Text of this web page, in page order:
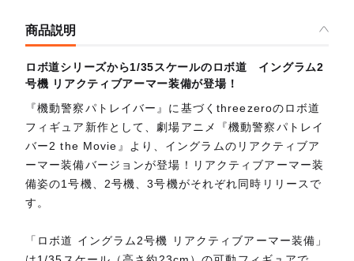
商品説明
ロボ道シリーズから1/35スケールのロボ道 イングラム2
号機 リアクティブアーマー装備が登場！
『機動警察パトレイバー』に基づくthreezeroのロボ道
フィギュア新作として、劇場アニメ『機動警察パトレイ
バー2 the Movie』より、イングラムのリアクティブア
ーマー装備バージョンが登場！リアクティブアーマー装
備姿の1号機、2号機、3号機がそれぞれ同時リリースで
す。
「ロボ道 イングラム2号機 リアクティブアーマー装備」